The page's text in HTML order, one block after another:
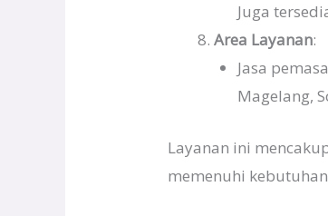
Juga
Area Layanan:
Jasa
Magelang,
Layanan ini
memenuhi